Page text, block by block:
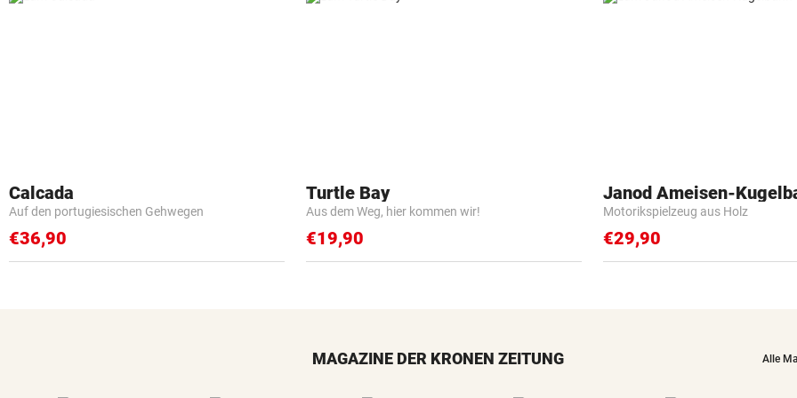
Calcada
Auf den portugiesischen Gehwegen
€36,90
Turtle Bay
Aus dem Weg, hier kommen wir!
€19,90
Janod Ameisen-
Motorikspielzeug aus Holz
€29,90
MAGAZINE DER KRONEN ZEITUNG Alle